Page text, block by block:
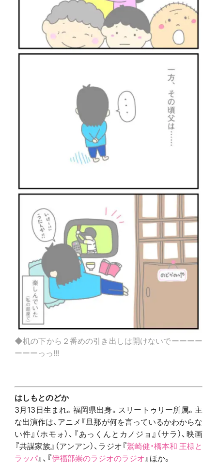
◆机の下から２番めの引き出しは開けないでーーーー
ーーーっっ!!!
はしもとのどか
3月13日生まれ。福岡県出身。スリートゥリー所属。主
な出演作は、アニメ『旦那が何を言っているかわからな
い件』（ホモォ）、『あっくんとカノジョ』（サラ）、映画
『共謀家族』（アンアン）、ラジオ『鷲崎健・橋本和 王様と
ラッパ』、『伊福部崇のラジオのラジオ』ほか。